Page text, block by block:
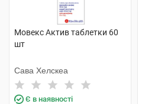
Мовекс Актив таблетки 60
шт
Сава Хелскеа
Є в наявності